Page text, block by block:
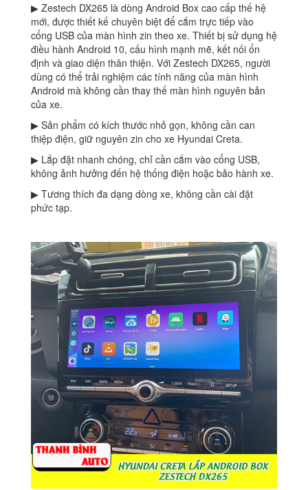
▶ Zestech DX265 là dòng Android Box cao cấp thế hệ
mới, được thiết kế chuyên biệt để cắm trực tiếp vào
cổng USB của màn hình zin theo xe. Thiết bị sử dụng hệ
điều hành Android 10, cấu hình mạnh mẽ, kết nối ổn
định và giao diện thân thiện. Với Zestech DX265, người
dùng có thể trải nghiệm các tính năng của màn hình
Android mà không cần thay thế màn hình nguyên bản
của xe.
▶ Sản phẩm có kích thước nhỏ gọn, không cần can
thiệp điện, giữ nguyên zin cho xe Hyundai Creta.
▶ Lắp đặt nhanh chóng, chỉ cần cắm vào cổng USB,
không ảnh hưởng đến hệ thống điện hoặc bảo hành xe.
▶ Tương thích đa dạng dòng xe, không cần cài đặt
phức tạp.